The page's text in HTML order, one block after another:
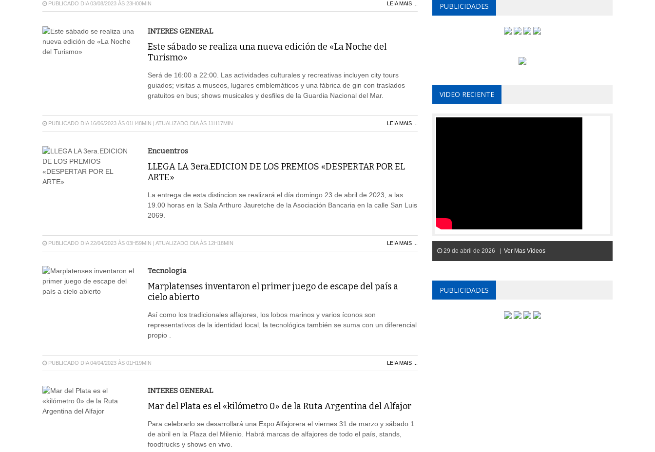
PUBLICADO DIA 03/08/2023 ÀS 23H00MIN LEIA MAIS ...
INTERES GENERAL
Este sábado se realiza una nueva edición de «La Noche del
Turismo»
Será de 16:00 a 22:00. Las actividades culturales y recreativas incluyen city tours
guiados; visitas a museos, lugares emblemáticos y una fábrica de gin con traslados
gratuitos en bus; shows musicales y desfiles de la Guardia Nacional del Mar.
PUBLICADO DIA 16/06/2023 ÀS 01H48MIN | ATUALIZADO DIA ÀS 11H17MIN LEIA MAIS ...
Encuentros
LLEGA LA 3era.EDICION DE LOS PREMIOS «DESPERTAR POR EL
ARTE»
La entrega de esta distincion se realizará el día domingo 23 de abril de 2023, a las
19.00 horas en la Sala Arthuro Jauretche de la Asociación Bancaria en la calle San Luis
2069.
PUBLICADO DIA 22/04/2023 ÀS 03H59MIN | ATUALIZADO DIA ÀS 12H18MIN LEIA MAIS ...
Tecnologia
Marplatenses inventaron el primer juego de escape del país a
cielo abierto
Así como los tradicionales alfajores, los lobos marinos y varios íconos son
representativos de la identidad local, la tecnológica también se suma con un diferencial
propio .
PUBLICADO DIA 04/04/2023 ÀS 01H19MIN LEIA MAIS ...
INTERES GENERAL
Mar del Plata es el «kilómetro 0» de la Ruta Argentina del Alfajor
Para celebrarlo se desarrollará una Expo Alfajorera el viernes 31 de marzo y sábado 1
de abril en la Plaza del Milenio. Habrá marcas de alfajores de todo el país, stands,
foodtrucks y shows en vivo.
PUBLICIDADES
VIDEO RECIENTE
29 de abril de 2026 | Ver Mas Vídeos
PUBLICIDADES